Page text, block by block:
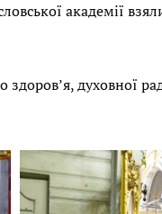
академії
духовної